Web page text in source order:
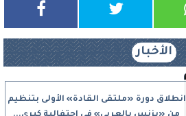
الأخبار
انطلاق دورة «ملتقى القادة» الأولى بتنظيم